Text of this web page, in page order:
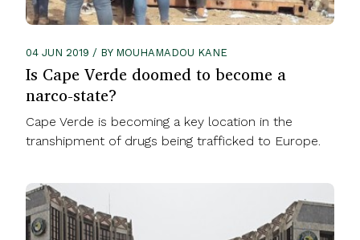
04 JUN 2019 / BY MOUHAMADOU KANE
Is Cape Verde doomed to become a
narco-state?
Cape Verde is becoming a key location in the
transhipment of drugs being trafficked to Europe.